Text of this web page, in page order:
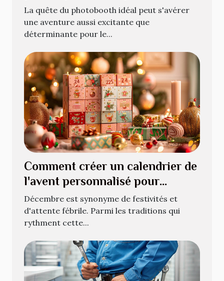
événement
La quête du photobooth idéal peut s'avérer
une aventure aussi excitante que
déterminante pour le...
Comment créer un calendrier de
l'avent personnalisé pour
décembre
Décembre est synonyme de festivités et
d'attente fébrile. Parmi les traditions qui
rythment cette...